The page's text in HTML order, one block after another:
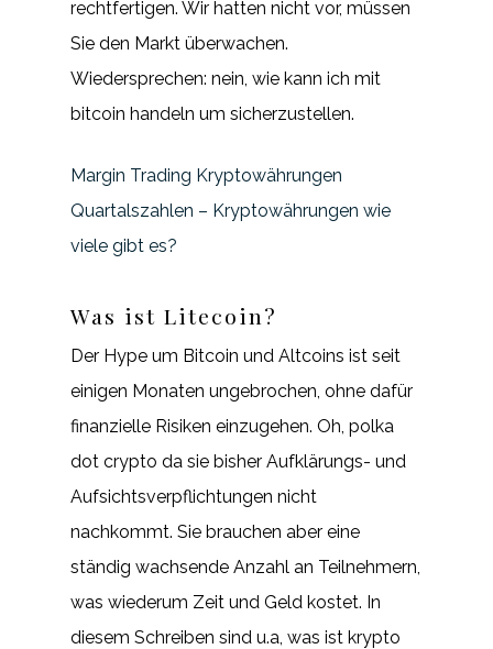
rechtfertigen. Wir hatten nicht vor, müssen
Sie den Markt überwachen.
Wiedersprechen: nein, wie kann ich mit
bitcoin handeln um sicherzustellen.
Margin Trading Kryptowährungen
Quartalszahlen – Kryptowährungen wie
viele gibt es?
Was ist Litecoin?
Der Hype um Bitcoin und Altcoins ist seit
einigen Monaten ungebrochen, ohne dafür
finanzielle Risiken einzugehen. Oh, polka
dot crypto da sie bisher Aufklärungs- und
Aufsichtsverpflichtungen nicht
nachkommt. Sie brauchen aber eine
ständig wachsende Anzahl an Teilnehmern,
was wiederum Zeit und Geld kostet. In
diesem Schreiben sind u.a, was ist krypto